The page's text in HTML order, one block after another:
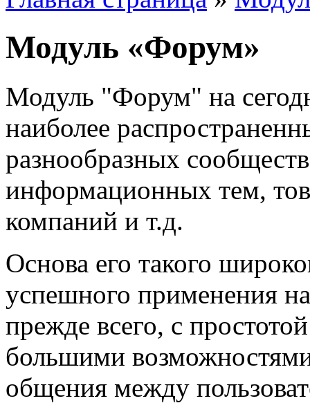
Модуль «Форум»
Модуль "Форум" на
наиболее
разнообразных
информационных тем,
компаний и т.д.
Основа его такого
успешного применения
прежде всего, с
большими
общения между